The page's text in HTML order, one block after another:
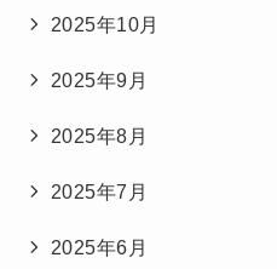
2025年10月
2025年9月
2025年8月
2025年7月
2025年6月